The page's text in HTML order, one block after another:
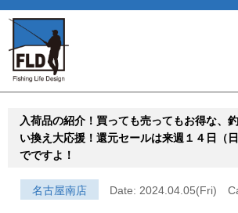
入荷品の紹介！買っても売ってもお得な、
い換え大応援！還元セールは来週１４日（
でですよ！
名古屋南店 Date: 2024.04.05(Fri)